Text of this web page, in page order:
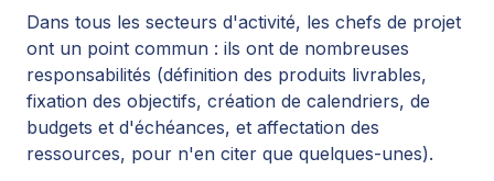
Dans tous les secteurs d'activité, les chefs de projet
ont un point commun : ils ont de nombreuses
responsabilités (définition des produits livrables,
fixation des objectifs, création de calendriers, de
budgets et d'échéances, et affectation des
ressources, pour n'en citer que quelques-unes).